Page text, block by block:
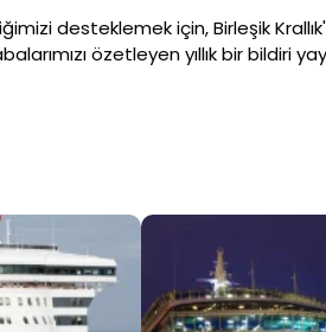
desteklemek için, Birleşik
özetleyen yıllık bir bildiri